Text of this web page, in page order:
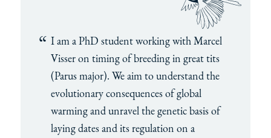
I am a PhD student working with Marcel
Visser on timing of breeding in great tits
(Parus major). We aim to understand the
evolutionary consequences of global
warming and unravel the genetic basis of
laying dates and its regulation on a